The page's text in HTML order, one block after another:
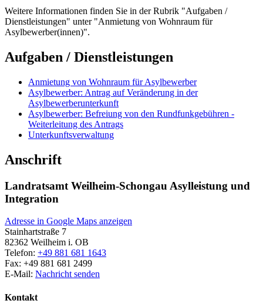
Weitere Informationen finden Sie in der Rubrik "Aufgaben /
Dienstleistungen" unter "Anmietung von Wohnraum für
Asylbewerber(innen)".
Aufgaben / Dienstleistungen
Anmietung von Wohnraum für Asylbewerber
Asylbewerber: Antrag auf Veränderung in der
Asylbewerberunterkunft
Asylbewerber: Befreiung von den Rundfunkgebühren -
Weiterleitung des Antrags
Unterkunftsverwaltung
Anschrift
Landratsamt Weilheim-Schongau Asylleistung und
Integration
Adresse in Google Maps anzeigen
Stainhartstraße 7
82362 Weilheim i. OB
Telefon: +49 881 681 1643
Fax: +49 881 681 2499
E-Mail: Nachricht senden
Kontakt